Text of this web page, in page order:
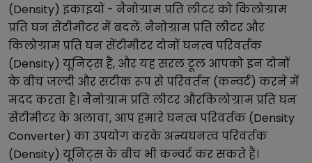
(Density) इकाइयों - नैनोग्राम प्रति लीटरकोकिलोग्राम
प्रति घन सेंटीमीटरमें बदलें. नैनोग्राम प्रति लीटर और
किलोग्राम प्रति घन सेंटीमीटरदोनोंघनत्व परिवर्तक
(Density) यूनिट्स हैं, और यह सरल टूल आपको इन दोनों
के बीच जल्दी और सटीक रूप से परिवर्तन (कन्वर्ट) करने में
मदद करता है। नैनोग्राम प्रति लीटर औरकिलोग्राम प्रति घन
सेंटीमीटरके अलावा, आप हमारेघनत्व परिवर्तक (Density
Converter) का उपयोग करके अन्यघनत्व परिवर्तक
(Density) यूनिट्स के बीच भी कन्वर्ट कर सकते हैं।